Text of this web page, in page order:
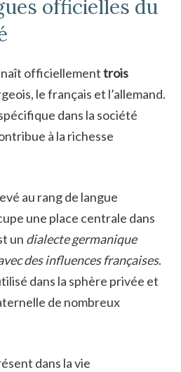
officielles du
officiellementtrois
le français et l’allemand.
dans la société
à la richesse
au rang de langue
une place centrale dans
un dialecte germanique
des influences françaises.
dans la sphère privée et
de nombreux
dans la vie